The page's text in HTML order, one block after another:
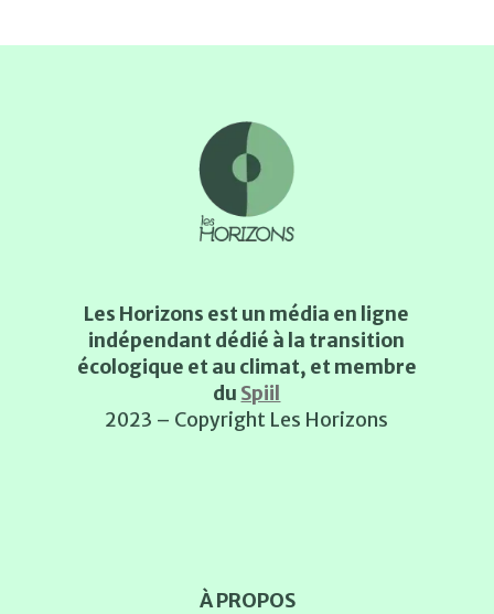
Les Horizons est un média en ligne
indépendant dédié à la transition
écologique et au climat, et membre
du Spiil
2023 – Copyright Les Horizons
À PROPOS